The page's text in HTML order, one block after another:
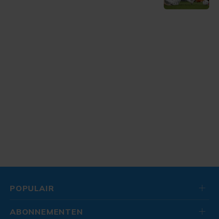
POPULAIR
ABONNEMENTEN